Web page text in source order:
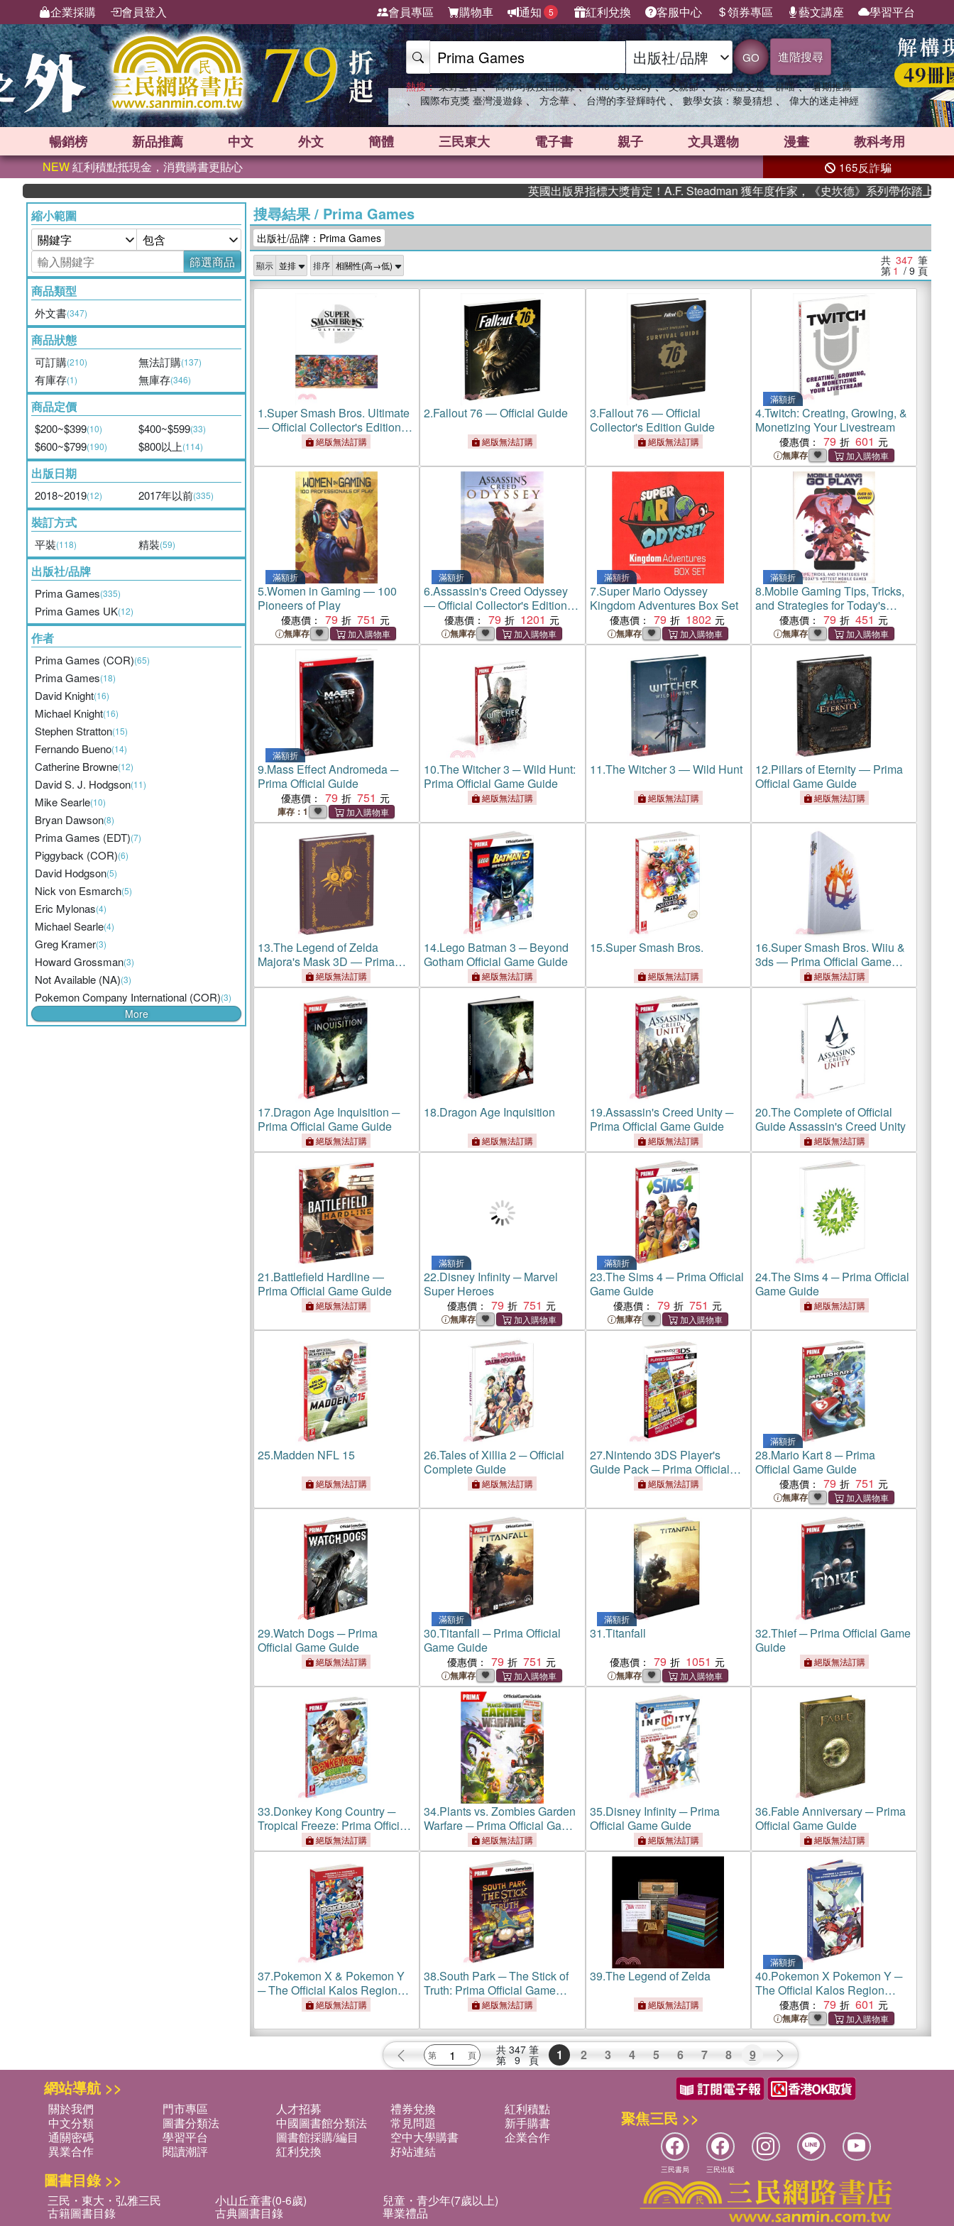
企業採購 會員登入 會員專區 購物車 通知 5 紅利兌換 客服中心 領券專區 藝文講座 學習平台
GO 進階搜尋
熱搜： 東野圭吾 、 高希均教授回憶錄 、 The Odyssey 、 父親節 、 如果歷史是一群喵 、 暑期推薦
、 國際布克獎 臺灣漫遊錄 、 方念華 、 台灣的李登輝時代 、 數學女孩：黎曼猜想 、 偉大的迷走神經
暢銷榜 新品推薦 中文 外文 簡體 三民東大 電子書 親子 文具選物 漫畫 教科考用
NEW紅利積點抵現金，消費購書更貼心 165反詐騙
英國出版界指標大獎肯定！A.F. Steadman 獲年度作家，《史坎德》系列帶你踏上熱血奇幻旅程
縮小範圍
篩選商品
商品類型
外文書(347)
商品狀態
可訂購(210) 無法訂購(137)
有庫存(1) 無庫存(346)
商品定價
$200~$399(10) $400~$599(33)
$600~$799(190) $800以上(114)
出版日期
2018~2019(12) 2017年以前(335)
裝訂方式
平裝(118) 精裝(59)
出版社/品牌
Prima Games(335)
Prima Games UK(12)
作者
Prima Games (COR)(65)
Prima Games(18)
David Knight(16)
Michael Knight(16)
Stephen Stratton(15)
Fernando Bueno(14)
Catherine Browne(12)
David S. J. Hodgson(11)
Mike Searle(10)
Bryan Dawson(8)
Prima Games (EDT)(7)
Piggyback (COR)(6)
David Hodgson(5)
Nick von Esmarch(5)
Eric Mylonas(4)
Michael Searle(4)
Greg Kramer(3)
Howard Grossman(3)
Not Available (NA)(3)
Pokemon Company International (COR)(3)
More
搜尋結果/ Prima Games
出版社/品牌：Prima Games
顯示 排序 共 347 筆
第 1 / 9 頁
1.Super Smash Bros. Ultimate
― Official Collector's Edition
絕版無法訂購
2.Fallout 76 ― Official Guide
絕版無法訂購
3.Fallout 76 ― Official
Collector's Edition Guide
絕版無法訂購
滿額折
4.Twitch: Creating, Growing, &
Monetizing Your Livestream
優惠價： 79 601
無庫存
滿額折
5.Women in Gaming ― 100
Pioneers of Play
優惠價： 79 751
無庫存
滿額折
6.Assassin's Creed Odyssey
― Official Collector's Edition
Guide優惠價： 79 1201
無庫存
滿額折
7.Super Mario Odyssey
Kingdom Adventures Box Set
優惠價： 79 1802
無庫存
滿額折
8.Mobile Gaming Tips, Tricks,
and Strategies for Today's
Hottest Mobile Games ― Go
Play!
優惠價： 79 451
無庫存
滿額折
9.Mass Effect Andromeda ─
Prima Official Guide
優惠價： 79 751
庫存：1
10.The Witcher 3 ─ Wild Hunt:
Prima Official Game Guide
絕版無法訂購
11.The Witcher 3 ― Wild Hunt
絕版無法訂購
12.Pillars of Eternity ― Prima
Official Game Guide
絕版無法訂購
13.The Legend of Zelda
Majora's Mask 3D ― Prima
Official Game Guide
絕版無法訂購
14.Lego Batman 3 ─ Beyond
Gotham Official Game Guide
絕版無法訂購
15.Super Smash Bros.
絕版無法訂購
16.Super Smash Bros. Wiiu &
3ds ― Prima Official Game
絕版無法訂購
17.Dragon Age Inquisition ─
Prima Official Game Guide
絕版無法訂購
18.Dragon Age Inquisition
絕版無法訂購
19.Assassin's Creed Unity ─
Prima Official Game Guide
絕版無法訂購
20.The Complete of Official
Guide Assassin's Creed Unity
絕版無法訂購
21.Battlefield Hardline ―
Prima Official Game Guide
絕版無法訂購
滿額折
22.Disney Infinity ─ Marvel
Super Heroes
優惠價： 79 751
無庫存
滿額折
23.The Sims 4 ─ Prima Official
Game Guide
優惠價： 79 751
無庫存
24.The Sims 4 ─ Prima Official
Game Guide
絕版無法訂購
25.Madden NFL 15
絕版無法訂購
26.Tales of Xillia 2 ─ Official
Complete Guide
絕版無法訂購
27.Nintendo 3DS Player's
Guide Pack ─ Prima Official
Game Guide絕版無法訂購
滿額折
28.Mario Kart 8 ─ Prima
Official Game Guide
優惠價： 79 751
無庫存
29.Watch Dogs ─ Prima
Official Game Guide
絕版無法訂購
滿額折
30.Titanfall ─ Prima Official
Game Guide
優惠價： 79 751
無庫存
滿額折
31.Titanfall
優惠價： 79 1051
無庫存
32.Thief ─ Prima Official Game
Guide
絕版無法訂購
33.Donkey Kong Country ─
Tropical Freeze: Prima Official
Game Guide絕版無法訂購
34.Plants vs. Zombies Garden
Warfare ─ Prima Official Game
絕版無法訂購
35.Disney Infinity ─ Prima
Official Game Guide
絕版無法訂購
36.Fable Anniversary ─ Prima
Official Game Guide
絕版無法訂購
37.Pokemon X & Pokemon Y
─ The Official Kalos Region
Pok嶮ex & Postgame
絕版無法訂購
38.South Park ─ The Stick of
Truth: Prima Official Game
絕版無法訂購
39.The Legend of Zelda
絕版無法訂購
滿額折
40.Pokemon X Pokemon Y ─
The Official Kalos Region
Guidebook
優惠價： 79 601
無庫存
共 347 筆
第 9 頁 1 2 3 4 5 6 7 8 9
網站導航 >>
關於我們 門市專區 人才招募 禮券兌換
紅利積點
中文分類
圖書分類法 中國圖書館分類法 常見問題
新手購書
通關密碼
學習平台 圖書館採購/編目 空中大學購書
企業合作
異業合作
閱讀潮評 紅利兌換 好站連結
圖書目錄 >>
三民・東大・弘雅三民 小山丘童書(0-6歲) 兒童・青少年(7歲以上)
古籍圖書目錄 古典圖書目錄 畢業禮品
聚焦三民 >>
三民書局 三民出版